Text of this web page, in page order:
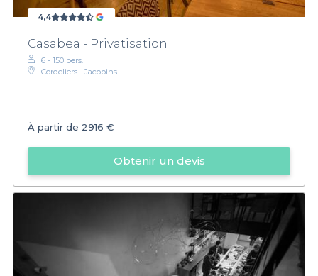
4,4
Casabea - Privatisation
6 - 150 pers.
Cordeliers - Jacobins
À partir de 2916 €
Obtenir un devis